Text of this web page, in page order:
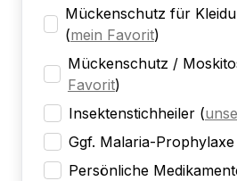
Mückenschutz für
(mein Favorit)
Mückenschutz /
Favorit)
Insektenstichheiler (
Ggf. Malaria-Prophylaxe
Persönliche